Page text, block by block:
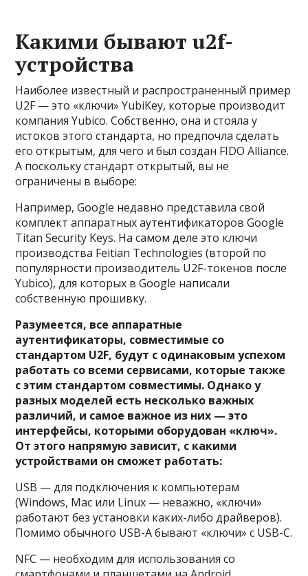
Какими бывают u2f-
устройства
Наиболее известный и распространенный пример
U2F — это «ключи» YubiKey, которые производит
компания Yubico. Собственно, она и стояла у
истоков этого стандарта, но предпочла сделать
его открытым, для чего и был создан FIDO Alliance.
А поскольку стандарт открытый, вы не
ограничены в выборе:
Например, Google недавно представила свой
комплект аппаратных аутентификаторов Google
Titan Security Keys. На самом деле это ключи
производства Feitian Technologies (второй по
популярности производитель U2F-токенов после
Yubico), для которых в Google написали
собственную прошивку.
Разумеется, все аппаратные
аутентификаторы, совместимые со
стандартом U2F, будут с одинаковым успехом
работать со всеми сервисами, которые также
с этим стандартом совместимы. Однако у
разных моделей есть несколько важных
различий, и самое важное из них — это
интерфейсы, которыми оборудован «ключ».
От этого напрямую зависит, с какими
устройствами он сможет работать:
USB — для подключения к компьютерам
(Windows, Mac или Linux — неважно, «ключи»
работают без установки каких-либо драйверов).
Помимо обычного USB-A бывают «ключи» с USB-C.
NFC — необходим для использования со